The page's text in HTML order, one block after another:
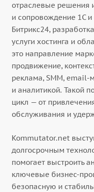
отраслевые решения
и сопровождение 1С и
Битрикс24,
услуги хостинга и
это направление
продвижение,
реклама, SMM, email-
и аналитикой. Такой
цикл — от
обслуживания и
Kommutator.net
долгосрочным
помогает выстроить
ключевые бизнес-
безопасную и